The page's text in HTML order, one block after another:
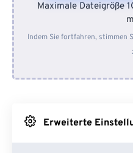
Vom
Von
Maximale Dateigröße
Indem Sie fortfahren, stimmen
Erweiterte